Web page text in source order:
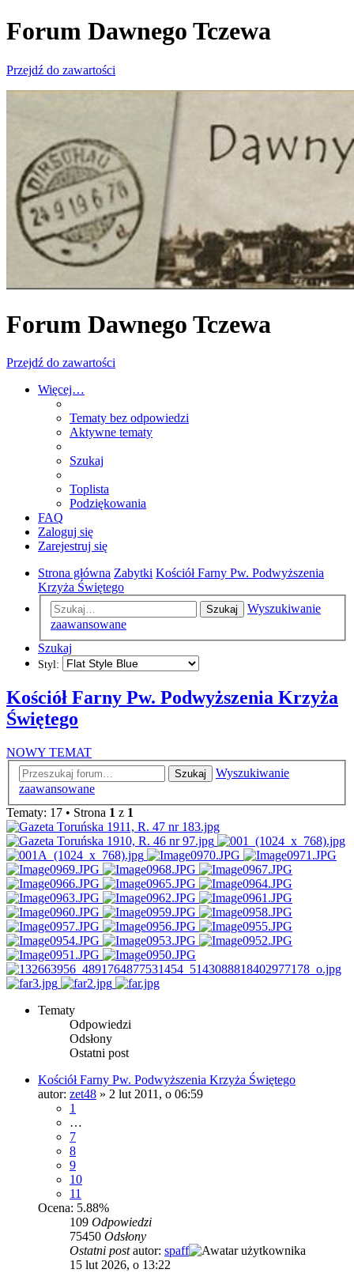
Forum Dawnego Tczewa
Przejdź do zawartości
Forum Dawnego Tczewa
Przejdź do zawartości
Więcej…
Tematy bez odpowiedzi
Aktywne tematy
Szukaj
Toplista
Podziękowania
FAQ
Zaloguj się
Zarejestruj się
Strona główna Zabytki Kościół Farny Pw. Podwyższenia
Krzyża Świętego
Szukaj
Wyszukiwanie
zaawansowane
Szukaj
Styl:
Kościół Farny Pw. Podwyższenia Krzyża
Świętego
NOWY TEMAT
Szukaj
Wyszukiwanie
zaawansowane
Tematy: 17 • Strona 1 z 1
Tematy
Odpowiedzi
Odsłony
Ostatni post
Kościół Farny Pw. Podwyższenia Krzyża Świętego
autor: zet48 » 2 lut 2011, o 06:59
1
…
7
8
9
10
11
Ocena: 5.88%
109 Odpowiedzi
75450 Odsłony
Ostatni postautor: spaff
15 lut 2026, o 13:22